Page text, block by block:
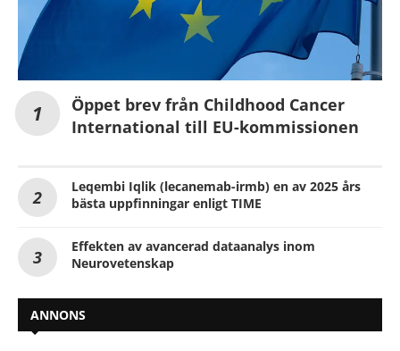
Öppet brev från Childhood Cancer
International till EU-kommissionen
Leqembi Iqlik (lecanemab-irmb) en av 2025 års
bästa uppfinningar enligt TIME
Effekten av avancerad dataanalys inom
Neurovetenskap
ANNONS